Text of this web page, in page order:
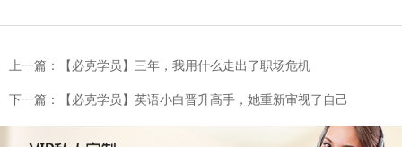
上一篇：【必克学员】三年，我用什么走出了职场危机
下一篇：【必克学员】英语小白晋升高手，她重新审视了自己